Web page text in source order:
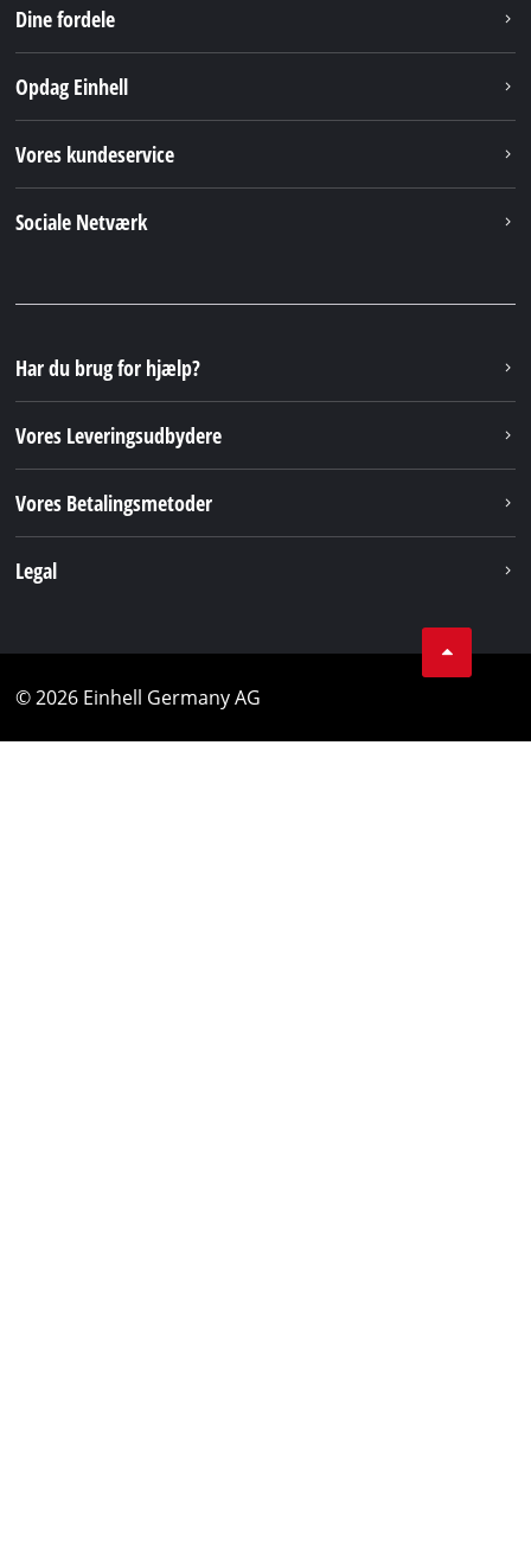
Dine fordele
Opdag Einhell
Vores kundeservice
Sociale Netværk
Har du brug for hjælp?
Vores Leveringsudbydere
Vores Betalingsmetoder
Legal
© 2026 Einhell Germany AG